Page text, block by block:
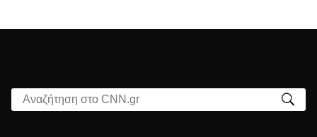
Αναζήτηση στο CNN.gr